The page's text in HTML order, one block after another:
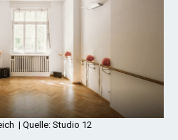
| Quelle: Studio 12